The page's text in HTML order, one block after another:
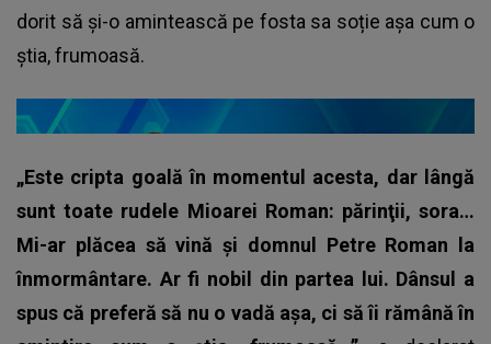
dorit să și-o amintească pe fosta sa soție așa cum o
știa, frumoasă.
„Este cripta goală în momentul acesta, dar lângă
sunt toate rudele Mioarei Roman: părinţii, sora…
Mi-ar plăcea să vină şi domnul Petre Roman la
înmormântare. Ar fi nobil din partea lui. Dânsul a
spus că preferă să nu o vadă aşa, ci să îi rămână în